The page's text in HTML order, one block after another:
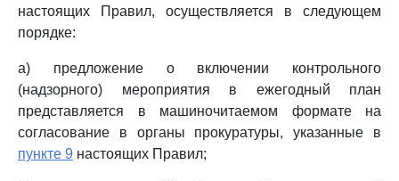
настоящих Правил, осуществляется в следующем
порядке:
а) предложение о включении контрольного
(надзорного) мероприятия в ежегодный план
представляется в машиночитаемом формате на
согласование в органы прокуратуры, указанные в
пункте 9 настоящих Правил;